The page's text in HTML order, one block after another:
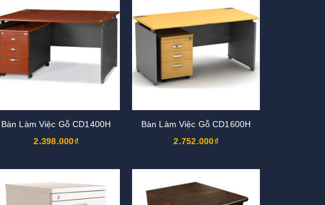
Bàn Làm Việc Gỗ CD1400H
2.398.000₫
Bàn Làm Việc Gỗ CD1600H
2.752.000₫